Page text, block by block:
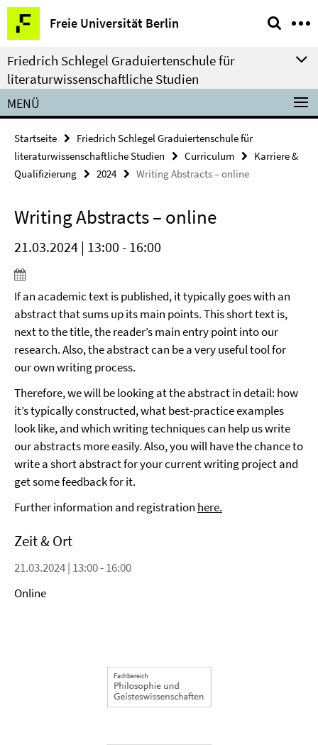
Springe
direkt
zu
Inhalt
Freie Universität Berlin
Service-
Navigation
Friedrich Schlegel Graduiertenschule für
literaturwissenschaftliche Studien
MENÜ
Startseite
Friedrich Schlegel Graduiertenschule für
literaturwissenschaftliche Studien
Curriculum
Karriere &
Qualifizierung
2024 Writing Abstracts – online
Writing Abstracts – online
21.03.2024 | 13:00 - 16:00
If an academic text is published, it typically goes with an
abstract that sums up its main points. This short text is,
next to the title, the reader’s main entry point into our
research. Also, the abstract can be a very useful tool for
our own writing process.
Therefore, we will be looking at the abstract in detail: how
it’s typically constructed, what best-practice examples
look like, and which writing techniques can help us write
our abstracts more easily. Also, you will have the chance to
write a short abstract for your current writing project and
get some feedback for it.
Further information and registration here.
Zeit & Ort
21.03.2024 | 13:00 - 16:00
Online